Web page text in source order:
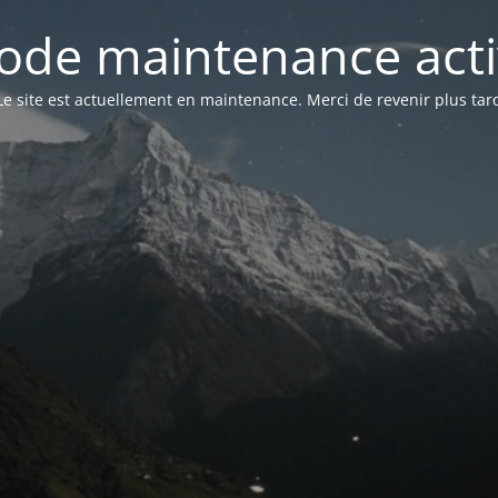
maintenance
site est actuellement en maintenance. Merci de revenir plus